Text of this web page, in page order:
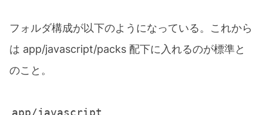
フォルダ構成が以下のようになっている。これから
は app/javascript/packs 配下に入れるのが標準と
のこと。